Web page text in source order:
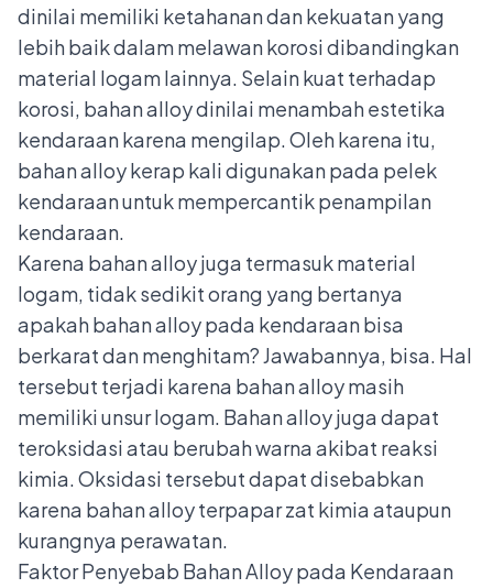
dinilai memiliki ketahanan dan kekuatan yang
lebih baik dalam melawan korosi dibandingkan
material logam lainnya. Selain kuat terhadap
korosi, bahan alloy dinilai menambah estetika
kendaraan karena mengilap. Oleh karena itu,
bahan alloy kerap kali digunakan pada pelek
kendaraan untuk mempercantik penampilan
kendaraan.
Karena bahan alloy juga termasuk material
logam, tidak sedikit orang yang bertanya
apakah bahan alloy pada kendaraan bisa
berkarat dan menghitam? Jawabannya, bisa. Hal
tersebut terjadi karena bahan alloy masih
memiliki unsur logam. Bahan alloy juga dapat
teroksidasi atau berubah warna akibat reaksi
kimia. Oksidasi tersebut dapat disebabkan
karena bahan alloy terpapar zat kimia ataupun
kurangnya perawatan.
Faktor Penyebab Bahan Alloy pada Kendaraan